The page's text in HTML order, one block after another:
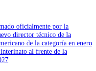
oficialmente por la
director técnico de la
de la categoría en enero
al frente de la